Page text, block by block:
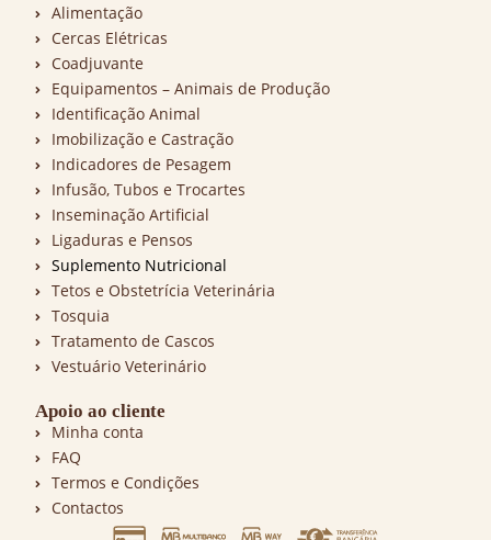
Alimentação
Cercas Elétricas
Coadjuvante
Equipamentos – Animais de Produção
Identificação Animal
Imobilização e Castração
Indicadores de Pesagem
Infusão, Tubos e Trocartes
Inseminação Artificial
Ligaduras e Pensos
Suplemento Nutricional
Tetos e Obstetrícia Veterinária
Tosquia
Tratamento de Cascos
Vestuário Veterinário
Apoio ao cliente
Minha conta
FAQ
Termos e Condições
Contactos